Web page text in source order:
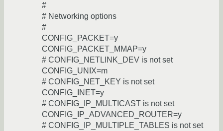
#
# Networking options
#
CONFIG_PACKET=y
CONFIG_PACKET_MMAP=y
# CONFIG_NETLINK_DEV is not set
CONFIG_UNIX=m
# CONFIG_NET_KEY is not set
CONFIG_INET=y
# CONFIG_IP_MULTICAST is not set
CONFIG_IP_ADVANCED_ROUTER=y
# CONFIG_IP_MULTIPLE_TABLES is not set